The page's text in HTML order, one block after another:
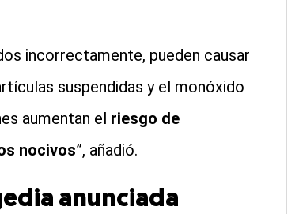
incorrectamente, pueden causar
suspendidas y el monóxido
aumentan el riesgo de
nocivos”, añadió.
anunciada